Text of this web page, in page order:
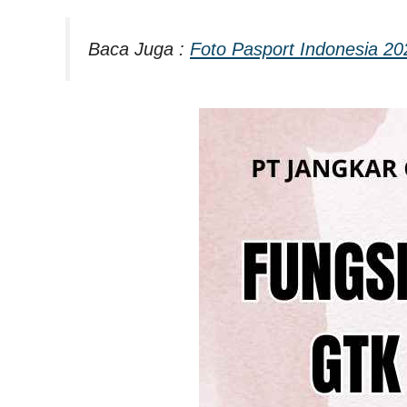
Baca Juga : Foto Pasport Indonesia